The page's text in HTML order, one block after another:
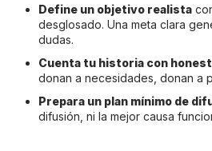
Define un objetivo realista
desglosado. Una meta clara
dudas.
Cuenta tu historia con
donan a necesidades, donan a
Prepara un plan mínimo de
difusión, ni la mejor causa